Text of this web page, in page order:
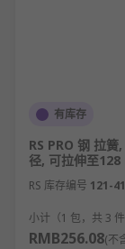
有库存
RS PRO 钢 拉
径, 可拉伸至
RS 库存编号 121-
小计（1 包，共 3 件
RMB256.08(不